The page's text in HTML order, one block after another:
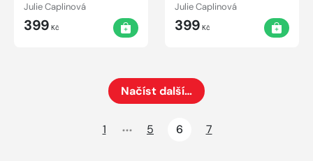
Julie Caplinová
399 Kč
Julie Caplinová
399 Kč
Načíst další…
1
5 6 7